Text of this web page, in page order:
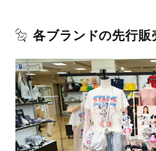
各ブランドの先行販